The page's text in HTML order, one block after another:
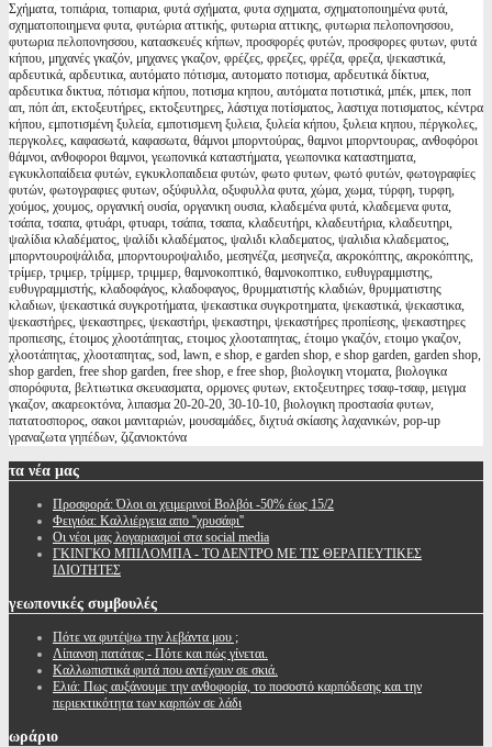
Σχήματα, τοπιάρια, τοπιαρια, φυτά σχήματα, φυτα σχηματα, σχηματοποιημένα φυτά,
σχηματοποιημενα φυτα, φυτώρια αττικής, φυτωρια αττικης, φυτωρια πελοπονησσου,
φυτωρια πελοπονησσου, κατασκευές κήπων, προσφορές φυτών, προσφορες φυτων, φυτά
κήπου, μηχανές γκαζόν, μηχανες γκαζον, φρέζες, φρεζες, φρέζα, φρεζα, ψεκαστικά,
αρδευτικά, αρδευτικα, αυτόματο πότισμα, αυτοματο ποτισμα, αρδευτικά δίκτυα,
αρδευτικα δικτυα, πότισμα κήπου, ποτισμα κηπου, αυτόματα ποτιστικά, μπέκ, μπεκ, ποπ
απ, πόπ άπ, εκτοξευτήρες, εκτοξευτηρες, λάστιχα ποτίσματος, λαστιχα ποτισματος, κέντρα
κήπου, εμποτισμένη ξυλεία, εμποτισμενη ξυλεια, ξυλεία κήπου, ξυλεια κηπου, πέργκολες,
περγκολες, καφασωτά, καφασωτα, θάμνοι μπορντούρας, θαμνοι μπορντουρας, ανθοφόροι
θάμνοι, ανθοφοροι θαμνοι, γεωπονικά καταστήματα, γεωπονικα καταστηματα,
εγκυκλοπαίδεια φυτών, εγκυκλοπαιδεια φυτών, φωτο φυτων, φωτό φυτών, φωτογραφίες
φυτών, φωτογραφιες φυτων, οξύφυλλα, οξυφυλλα φυτα, χώμα, χωμα, τύρφη, τυρφη,
χούμος, χουμος, οργανική ουσία, οργανικη ουσια, κλαδεμένα φυτά, κλαδεμενα φυτα,
τσάπα, τσαπα, φτυάρι, φτυαρι, τσάπα, τσαπα, κλαδευτήρι, κλαδευτήρια, κλαδευτηρι,
ψαλίδια κλαδέματος, ψαλίδι κλαδέματος, ψαλιδι κλαδεματος, ψαλιδια κλαδεματος,
μπορντουροψάλιδα, μπορντουροψαλιδο, μεσηνέζα, μεσηνεζα, ακροκόπτης, ακροκόπτης,
τρίμερ, τριμερ, τρίμμερ, τριμμερ, θαμνοκοπτικό, θαμνοκοπτικο, ευθυγραμμιστης,
ευθυγραμμιστής, κλαδοφάγος, κλαδοφαγος, θρυμματιστής κλαδιών, θρυμματιστης
κλαδιων, ψεκαστικά συγκροτήματα, ψεκαστικα συγκροτηματα, ψεκαστικά, ψεκαστικα,
ψεκαστήρες, ψεκαστηρες, ψεκαστήρι, ψεκαστηρι, ψεκαστήρες προπίεσης, ψεκαστηρες
προπιεσης, έτοιμος χλοοτάπητας, ετοιμος χλοοταπητας, έτοιμο γκαζόν, ετοιμο γκαζον,
χλοοτάπητας, χλοοταπητας, sod, lawn, e shop, e garden shop, e shop garden, garden shop,
shop garden, free shop garden, free shop, e free shop, βιολογικη ντοματα, βιολογικα
σπορόφυτα, βελτιωτικα σκευασματα, ορμονες φυτων, εκτοξευτηρες τσαφ-τσαφ, μειγμα
γκαζον, ακαρεοκτόνα, λιπασμα 20-20-20, 30-10-10, βιολογικη προστασία φυτων,
πατατοσπορος, σακοι μανιταριών, μουσαμάδες, διχτυά σκίασης λαχανικών, pop-up
γραναζωτα γηπέδων, ζιζανιοκτόνα
τα νέα μας
Προσφορά: Όλοι οι χειμερινοί Βολβόι -50% έως 15/2
Φειγιόα: Καλλιέργεια απο ''χρυσάφι''
Oι νέοι μας λογαριασμοί στα social media
ΓΚΙΝΓΚΟ ΜΠΙΛΟΜΠΑ - ΤΟ ΔΕΝΤΡΟ ΜΕ ΤΙΣ ΘΕΡΑΠΕΥΤΙΚΕΣ
ΙΔΙΟΤΗΤΕΣ
γεωπονικές συμβουλές
Πότε να φυτέψω την λεβάντα μου ;
Λίπανση πατάτας - Πότε και πώς γίνεται.
Καλλωπιστικά φυτά που αντέχουν σε σκιά.
Ελιά: Πως αυξάνουμε την ανθοφορία, το ποσοστό καρπόδεσης και την
περιεκτικότητα των καρπών σε λάδι
ωράριο